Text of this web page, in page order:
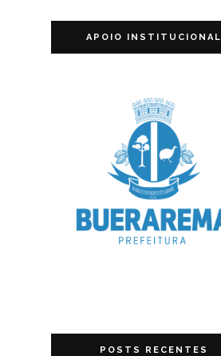
APOIO INSTITUCIONAL
POSTS RECENTES